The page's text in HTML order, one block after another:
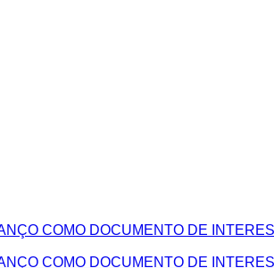
COMO DOCUMENTO DE
COMO DOCUMENTO DE